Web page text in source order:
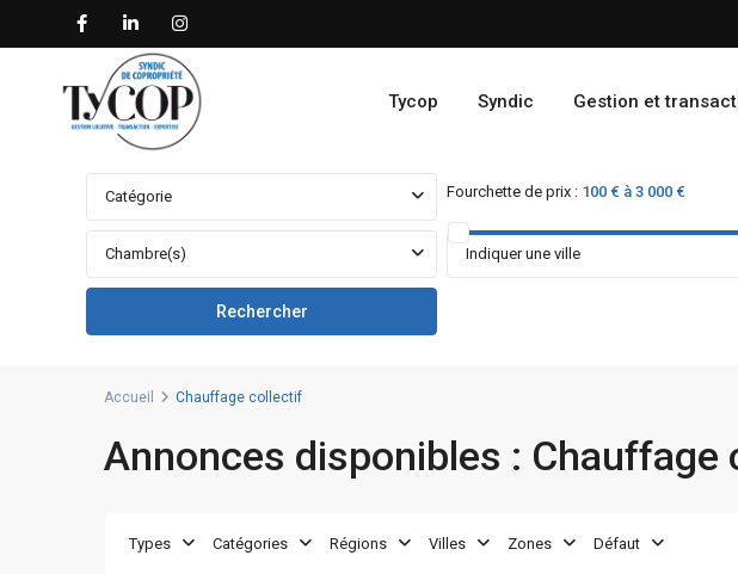
Tycop Syndic Gestion et
Catégorie Fourchette de prix : 100 € à 3 000 €
Chambre(s)
Accueil Chauffage collectif
Annonces disponibles : Chauffage
Types Catégories Régions Villes Zones Défaut